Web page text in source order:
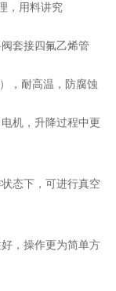
，用料讲究
套接四氟乙烯管
，耐高温，防腐蚀
机，升降过程中更
态下，可进行真空
，操作更为简单方